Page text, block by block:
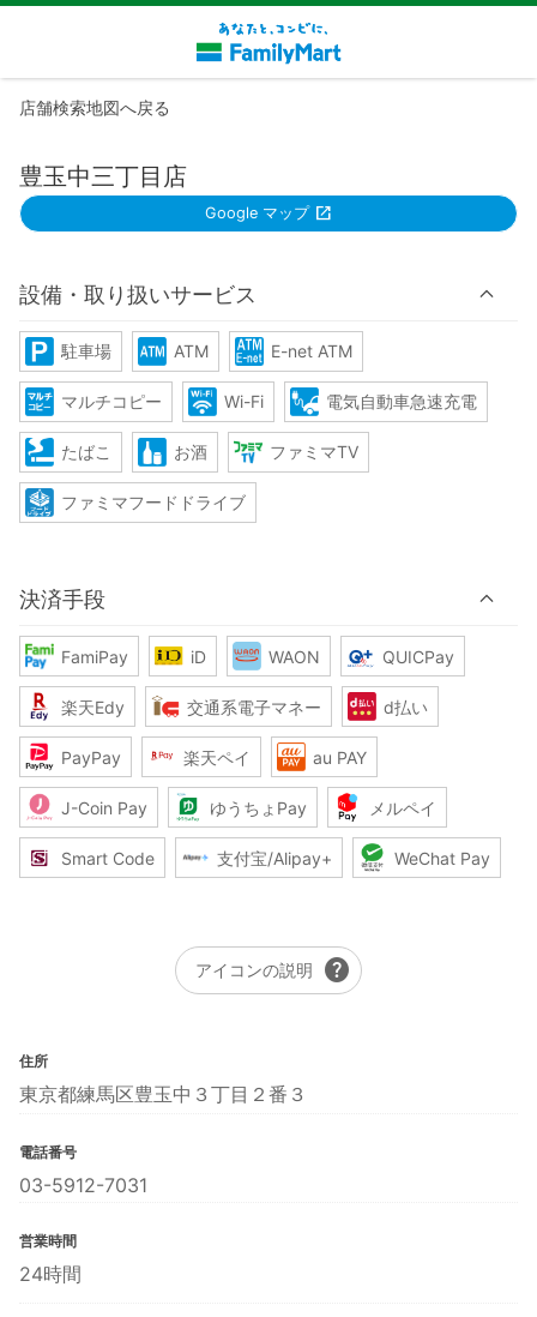
店舗検索地図へ戻る
豊玉中三丁目店
Google マップ
設備・取り扱いサービス
駐車場 ATM E-net ATM
マルチコピー Wi-Fi 電気自動車急速充電
たばこ お酒 ファミマTV
ファミマフードドライブ
決済手段
FamiPay iD WAON QUICPay
楽天Edy 交通系電子マネー d払い
PayPay 楽天ペイ au PAY
J-Coin Pay ゆうちょPay メルペイ
Smart Code 支付宝/Alipay+ WeChat Pay
アイコンの説明 help
住所
東京都練馬区豊玉中３丁目２番３
電話番号
03-5912-7031
営業時間
24時間